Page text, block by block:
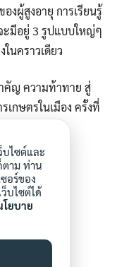
งผู้สูงอายุ การเรียนรู้
ะมีอยู่ 3 รูปแบบใหญ่ๆ
นคราวเดียว
ำคัญ ความท้าทาย สู่
เกษตรในเมือง ครั้งที่
งใหม่
บไซต์และ
ตาม ท่าน
อร์ของ
บไซต์ได้
โยบาย